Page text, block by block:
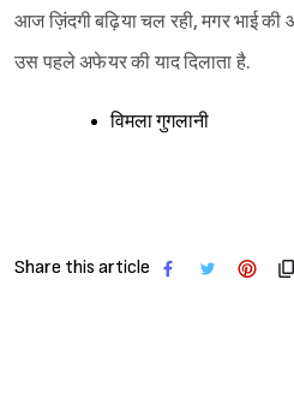
आज ज़िंदगी बढ़िया चल रही, मगर भाई
उस पहले अफेयर की याद दिलाता है.
विमला गुगलानी
Share this article